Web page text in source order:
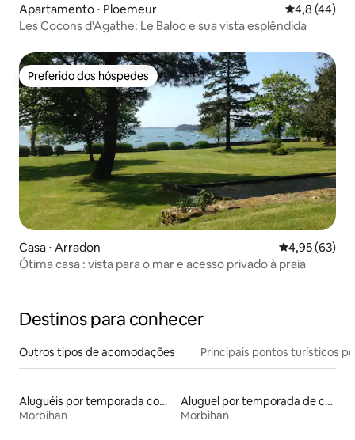
Apartamento ⋅ Ploemeur 4,8 de uma
4,8 (44)
Les Cocons d'Agathe: Le Baloo e sua vista esplêndida
Preferido dos hóspedes
Preferido dos hóspedes
Casa ⋅ Arradon 4,95 de uma
4,95 (63)
Ótima casa : vista para o mar e acesso privado à praia
Destinos para conhecer
Outros tipos de acomodações Principais pontos turísticos
Aluguéis por temporada com sauna
Morbihan
Aluguel por temporada de casas na terra
Morbihan